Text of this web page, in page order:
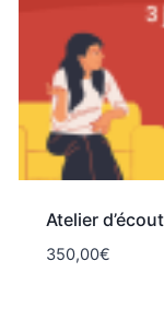
Atelier
350,00€